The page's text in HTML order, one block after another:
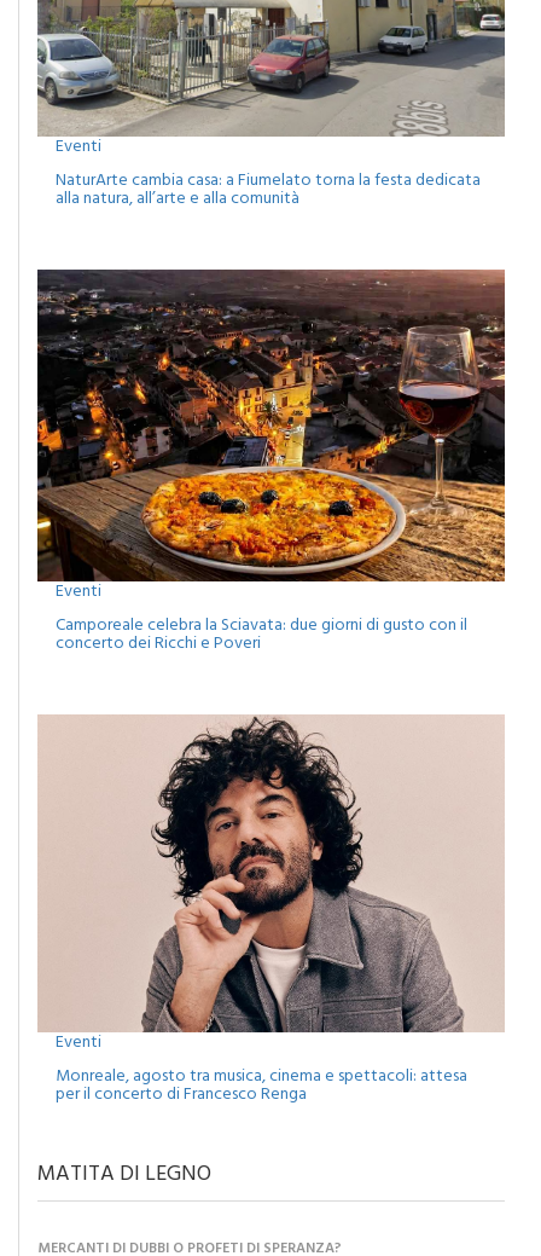
Eventi
NaturArte cambia casa: a Fiumelato torna la festa dedicata
Eventi
Camporeale celebra la Sciavata: due giorni di gusto con il
Eventi
Monreale, agosto tra musica, cinema e spettacoli: attesa
MATITA DI LEGNO